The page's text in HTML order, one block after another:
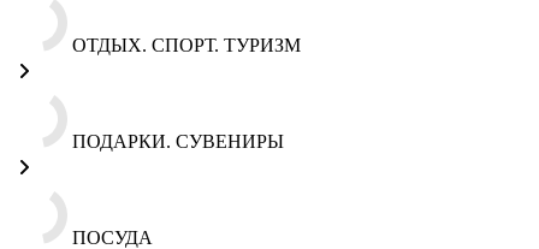
ОТДЫХ. СПОРТ. ТУРИЗМ
ПОДАРКИ. СУВЕНИРЫ
ПОСУДА